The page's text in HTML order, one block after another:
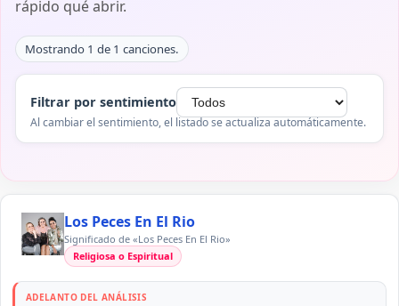
rápido qué abrir.
Mostrando 1 de 1 canciones.
Filtrar por sentimiento
Al cambiar el sentimiento, el listado se actualiza automáticamente.
Los Peces En El Rio
Significado de «Los Peces En El Rio»
Religiosa o Espiritual
ADELANTO DEL ANÁLISIS